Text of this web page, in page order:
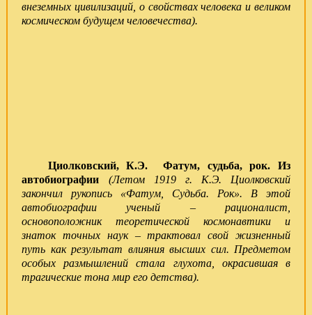
внеземных цивилизаций, о свойствах человека и великом
космическом будущем человечества).
Циолковский, К.Э. Фатум, судьба, рок. Из
автобиографии
(Летом 1919 г. К.Э. Циолковский
закончил рукопись «Фатум, Судьба. Рок». В этой
автобиографии ученый – рационалист,
основоположник теоретической кос­монавтики и
знаток точных наук – трактовал свой жизненный
путь как результат влияния высших сил. Предметом
особых размышлений стала глухота, окрасившая в
трагические тона мир его детства).